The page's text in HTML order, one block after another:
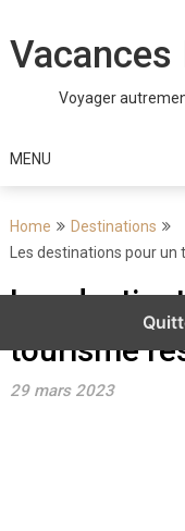
content
Vacances
Voyager
MENU
Home
Destinations
Les destinations pour
Les
tourisme
29 mars 2023